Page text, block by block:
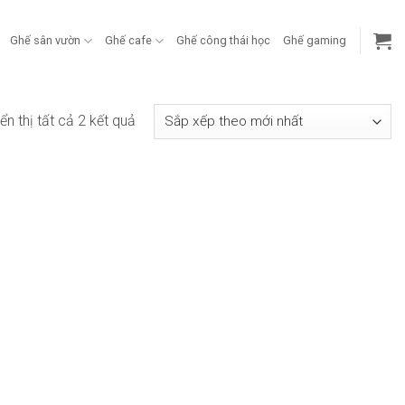
Ghế sân vườn Ghế cafe Ghế công thái học Ghế gaming
thị tất cả 2 kết quảĐã
sắp